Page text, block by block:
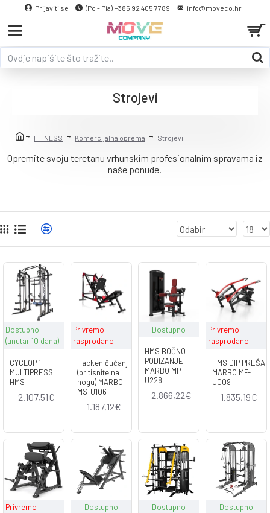
Prijaviti se (Po - Pia) +385 92 405 7789 info@moveco.hr
FITNESS Komercijalna oprema Strojevi
Strojevi
Opremite svoju teretanu vrhunskim profesionalnim spravama iz
naše ponude.
Dostupno
(unutar 10 dana)
CYCLOP 1
MULTIPRESS
HMS
2.107,51€
Privremo
rasprodano
Hacken čučanj
(pritisnite na
nogu) MARBO
MS-U106
1.187,12€
Dostupno
HMS BOČNO
PODIZANJE
MARBO MP-
U228
2.866,22€
Privremo
rasprodano
HMS DIP PREŠA
MARBO MF-
U009
1.835,19€
Privremo
Dostupno Dostupno Dostupno